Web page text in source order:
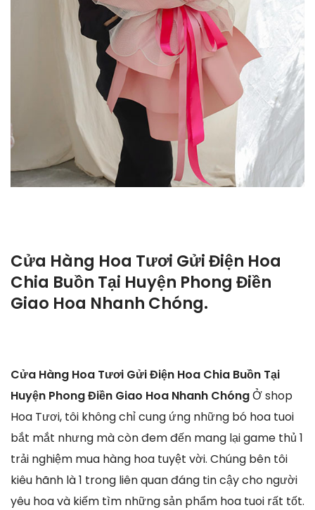
Cửa Hàng Hoa Tươi Gửi Điện Hoa
Chia Buồn Tại Huyện Phong Điền
Giao Hoa Nhanh Chóng.
Cửa Hàng Hoa Tươi Gửi Điện Hoa Chia Buồn Tại
Huyện Phong Điền Giao Hoa Nhanh ChóngỞ shop
Hoa Tươi, tôi không chỉ cung ứng những bó hoa tuoi
bắt mắt nhưng mà còn đem đến mang lại game thủ 1
trải nghiệm mua hàng hoa tuyệt vời. Chúng bên tôi
kiêu hãnh là 1 trong liên quan đáng tin cậy cho người
yêu hoa và kiếm tìm những sản phẩm hoa tuoi rất tốt.